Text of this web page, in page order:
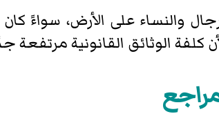
والنساء على الأرض، سواءً
الوثائق القانونية مرتفعة